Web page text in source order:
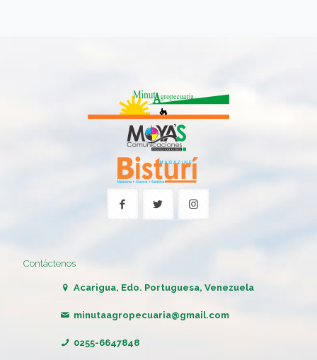
Contáctenos
Acarigua, Edo. Portuguesa, Venezuela
minutaagropecuaria@gmail.com
0255-6647848